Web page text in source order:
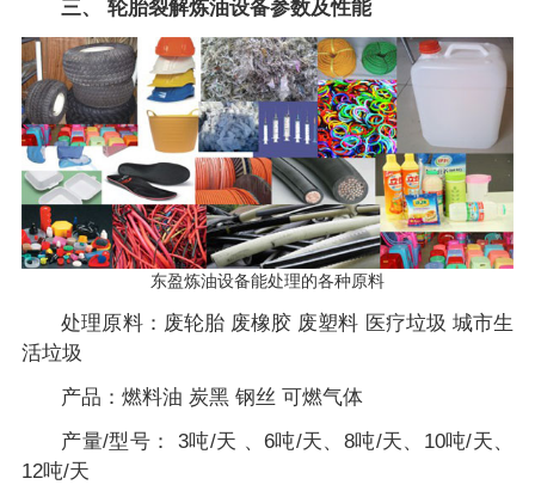
三、 轮胎裂解炼油设备参数及性能
东盈炼油设备能处理的各种原料
处理原料：废轮胎 废橡胶 废塑料 医疗垃圾 城市生
活垃圾
产品：燃料油 炭黑 钢丝 可燃气体
产量/型号： 3吨/天 、6吨/天、8吨/天、10吨/天、
12吨/天